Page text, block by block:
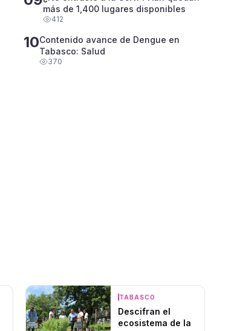
más de 1,400 lugares disponibles
412
10Contenido avance de Dengue en
Tabasco: Salud
370
TABASCO
Descifran el
ecosistema de la